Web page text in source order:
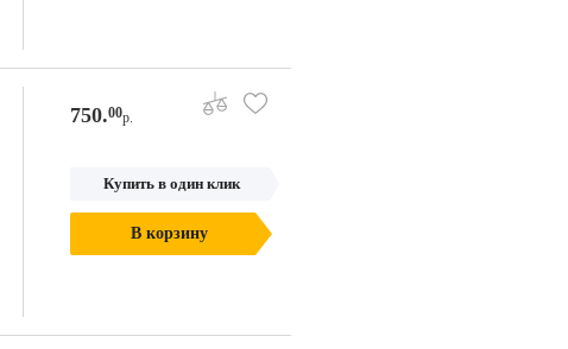
750.00р.
Купить в один клик
В корзину